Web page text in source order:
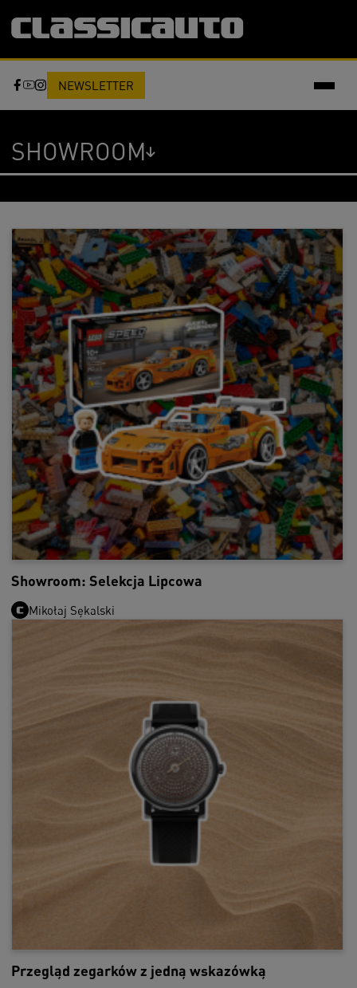
NEWSLETTER
SHOWROOM
Showroom: Selekcja Lipcowa
Mikołaj Sękalski
Przegląd zegarków z jedną wskazówką